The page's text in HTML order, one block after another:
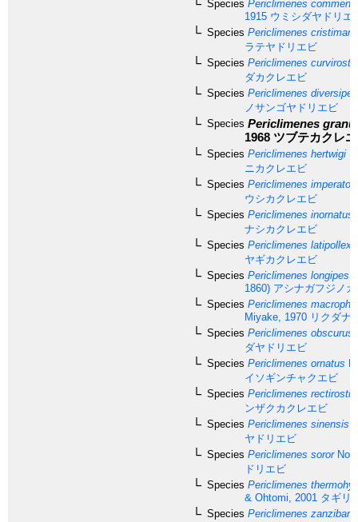
Species Periclimenes
1915 ウミシダヤドリエ
Species Periclimenes
ラテヤドリエビ
Species Periclimenes
ダカクレエビ
Species Periclimenes diversipes
ノサンゴヤドリエビ
Species Periclimenes
1968 ツブテカクレ
Species Periclimenes hertwigi
ニカクレエビ
Species Periclimenes imperator
ウシカクレエビ
Species Periclimenes inornatus
ナシカクレエビ
Species Periclimenes latipollex
ヤギカクレエビ
Species Periclimenes longipes
1860) アシナガフジノ
Species Periclimenes
Miyake, 1970 リクダナ
Species Periclimenes obscurus
ダヤドリエビ
Species Periclimenes ornatus
イソギンチャクエビ
Species Periclimenes
ンザクカクレエビ
Species Periclimenes sinensis
ヤドリエビ
Species Periclimenes soror
ドリエビ
Species Periclimenes
& Ohtomi, 2001 タギリ
Species Periclimenes